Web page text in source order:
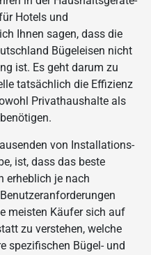
Hotels und
Ihnen sagen, dass die
Bügeleisen nicht
ist. Es geht darum zu
tatsächlich die Effizienz
Privathaushalte als
von Installations-
ist, dass das beste
erheblich je nach
meisten Käufer sich auf
zu verstehen, welche
spezifischen Bügel- und